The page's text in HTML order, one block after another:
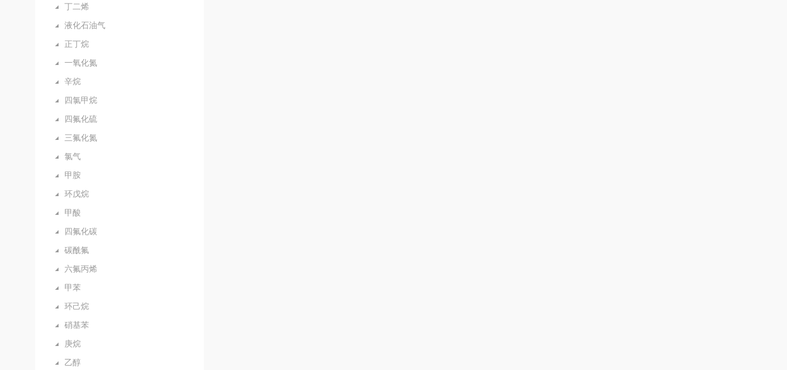
丁二烯
液化石油气
正丁烷
一氧化氮
辛烷
四氯甲烷
四氟化硫
三氟化氮
氯气
甲胺
环戊烷
甲酸
四氟化碳
碳酰氟
六氟丙烯
甲苯
环己烷
硝基苯
庚烷
乙醇